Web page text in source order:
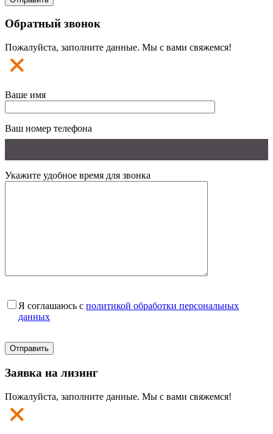
Обратный звонок
Пожалуйста, заполните данные. Мы с вами свяжемся!
Ваше имя
Ваш номер телефона
Укажите удобное время для звонка
Я соглашаюсь с политикой обработки персональных
данных
Заявка на лизинг
Пожалуйста, заполните данные. Мы с вами свяжемся!